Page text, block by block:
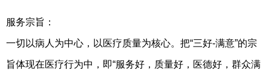
服务宗旨：
一切以病人为中心，以医疗质量为核心。把“三好-满意”的宗
旨体现在医疗行为中，即“服务好，质量好，医德好，群众满